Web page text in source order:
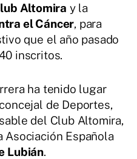
Altomira y la
el Cáncer, para
que el año pasado
inscritos.
ha tenido lugar
de Deportes,
del Club Altomira,
Española
Lubián.